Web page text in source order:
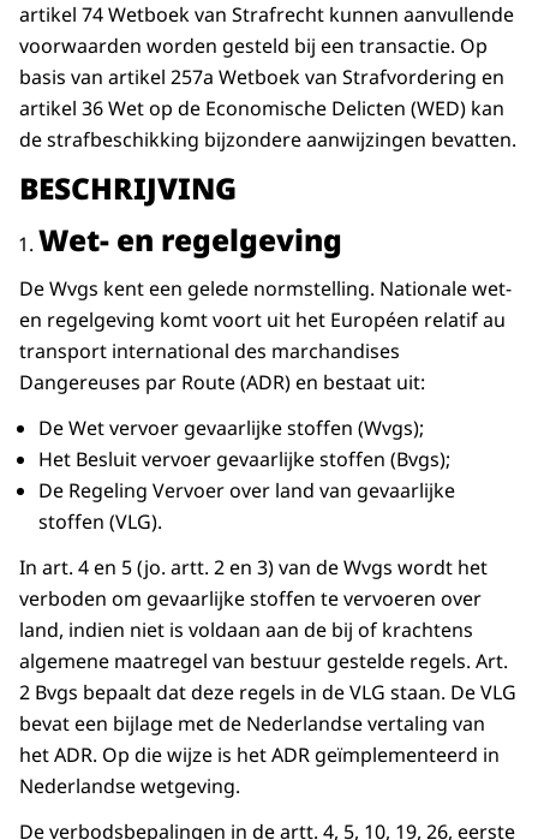
artikel 74 Wetboek van Strafrecht kunnen aanvullende
voorwaarden worden gesteld bij een transactie. Op
basis van artikel 257a Wetboek van Strafvordering en
artikel 36 Wet op de Economische Delicten (WED) kan
de strafbeschikking bijzondere aanwijzingen bevatten.
BESCHRIJVING
Wet- en regelgeving
De Wvgs kent een gelede normstelling. Nationale wet-
en regelgeving komt voort uit het Européen relatif au
transport international des marchandises
Dangereuses par Route (ADR) en bestaat uit:
De Wet vervoer gevaarlijke stoffen (Wvgs);
Het Besluit vervoer gevaarlijke stoffen (Bvgs);
De Regeling Vervoer over land van gevaarlijke
stoffen (VLG).
In art. 4 en 5 (jo. artt. 2 en 3) van de Wvgs wordt het
verboden om gevaarlijke stoffen te vervoeren over
land, indien niet is voldaan aan de bij of krachtens
algemene maatregel van bestuur gestelde regels. Art.
2 Bvgs bepaalt dat deze regels in de VLG staan. De VLG
bevat een bijlage met de Nederlandse vertaling van
het ADR. Op die wijze is het ADR geïmplementeerd in
Nederlandse wetgeving.
De verbodsbepalingen in de artt. 4, 5, 10, 19, 26, eerste